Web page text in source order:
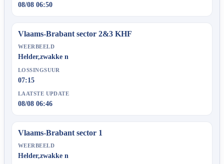
08/08 06:50
Vlaams-Brabant sector 2&3 KHF
WEERBEELD
Helder,zwakke n
LOSSINGSUUR
07:15
LAATSTE UPDATE
08/08 06:46
Vlaams-Brabant sector 1
WEERBEELD
Helder,zwakke n